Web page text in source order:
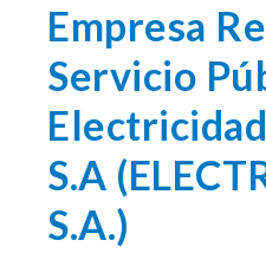
Empresa
Servicio
S.A
S.A.)